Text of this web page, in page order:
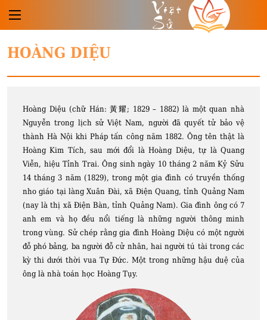
Việt
Sử
HOÀNG DIỆU
Hoàng Diệu (chữ Hán: 黃耀; 1829 – 1882) là một quan nhà
Nguyễn trong lịch sử Việt Nam, người đã quyết tử bảo vệ
thành Hà Nội khi Pháp tấn công năm 1882. Ông tên thật là
Hoàng Kim Tích, sau mới đổi là Hoàng Diệu, tự là Quang
Viễn, hiệu Tỉnh Trai. Ông sinh ngày 10 tháng 2 năm Kỷ Sửu
14 tháng 3 năm (1829), trong một gia đình có truyền thống
nho giáo tại làng Xuân Đài, xã Điện Quang, tỉnh Quảng Nam
(nay là thị xã Điện Bàn, tỉnh Quảng Nam). Gia đình ông có 7
anh em và họ đều nổi tiếng là những người thông minh
trong vùng. Sử chép rằng gia đình Hoàng Diệu có một người
đỗ phó bảng, ba người đỗ cử nhân, hai người tú tài trong các
kỳ thi dưới thời vua Tự Đức. Một trong những hậu duệ của
ông là nhà toán học Hoàng Tụy.